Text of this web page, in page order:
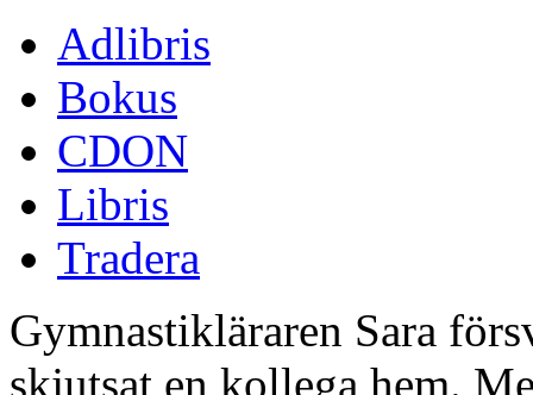
Adlibris
Bokus
CDON
Libris
Tradera
Gymnastikläraren Sara
skjutsat en kollega hem.